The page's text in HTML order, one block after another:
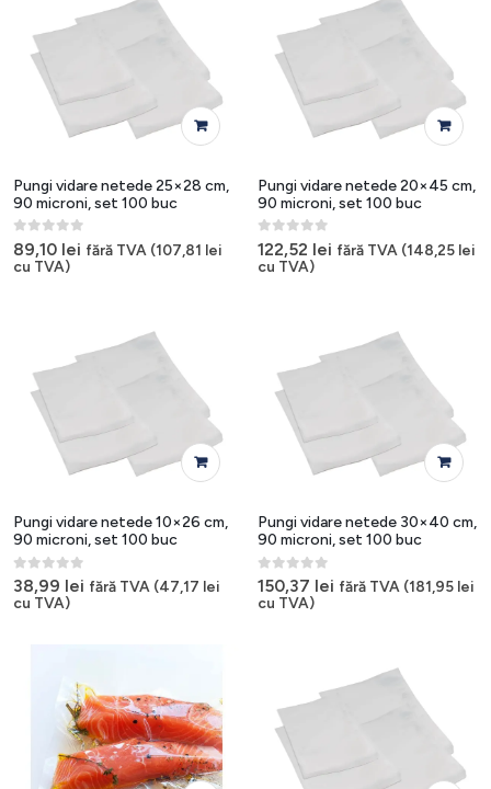
Pungi vidare netede 25×28 cm,
90 microni, set 100 buc
0out of 5
89,10 lei fără TVA (107,81 lei
cu TVA)
Pungi vidare netede 20×45 cm,
90 microni, set 100 buc
0out of 5
122,52 lei fără TVA (148,25 lei
cu TVA)
Pungi vidare netede 10×26 cm,
90 microni, set 100 buc
0out of 5
38,99 lei fără TVA (47,17 lei
cu TVA)
Pungi vidare netede 30×40 cm,
90 microni, set 100 buc
0 out of 5
150,37 lei fără TVA (181,95 lei
cu TVA)